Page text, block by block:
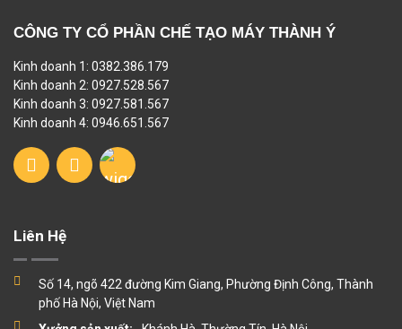
CÔNG TY CỔ PHẦN CHẾ TẠO MÁY THÀNH Ý
Kinh doanh 1: 0382.386.179
Kinh doanh 2: 0927.528.567
Kinh doanh 3: 0927.581.567
Kinh doanh 4: 0946.651.567
Liên Hệ
Số 14, ngõ 422 đường Kim Giang, Phường Định Công, Thành
phố Hà Nội, Việt Nam